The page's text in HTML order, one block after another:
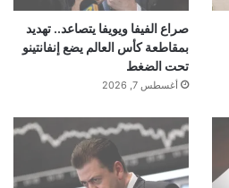
صراع الفيفا ويويفا يتصاعد.. تهديد
بمقاطعة كأس العالم يضع إنفانتينو
تحت الضغط
أغسطس 7, 2026